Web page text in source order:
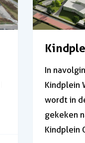
In
Kindplein
wordt in
gekeken
Kindplein